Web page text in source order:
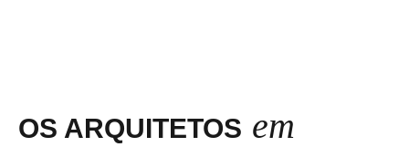
OS ARQUITETOS em